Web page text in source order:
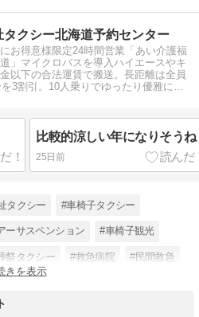
タクシー北海道予約センター
お得意様限定24時間営業「あい介護福
」マイクロバスを導入ハイエースやキ
以下の合法運賃で搬送。長距離は全員
3割引。10人乗りでゆったり優雅に全
比較的涼しい年になりそうね
25日前
タクシー #車椅子タクシー
ーサスペンション #車椅子観光
祭タクシー #救急病院 #民間救急
きを表示